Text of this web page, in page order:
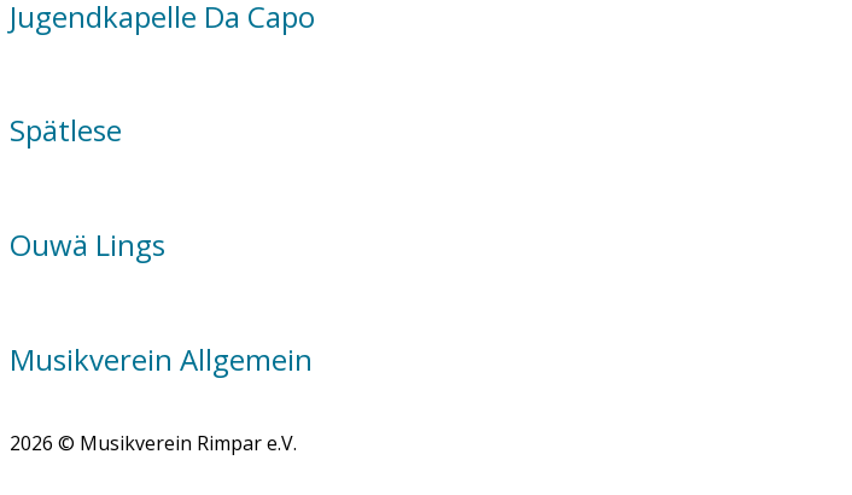
Jugendkapelle Da Capo
Spätlese
Ouwä Lings
Musikverein Allgemein
2026 © Musikverein Rimpar e.V.